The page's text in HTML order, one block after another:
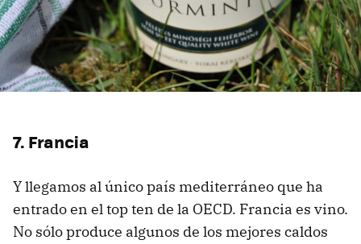
7. Francia
Y llegamos al único país mediterráneo que ha
entrado en el top ten de la OECD. Francia es vino.
No sólo produce algunos de los mejores caldos